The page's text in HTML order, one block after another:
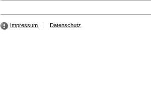
Impressum Datenschutz